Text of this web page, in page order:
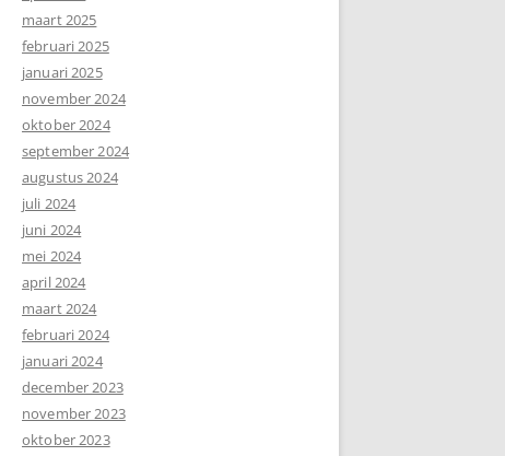
maart 2025
februari 2025
januari 2025
november 2024
oktober 2024
september 2024
augustus 2024
juli 2024
juni 2024
mei 2024
april 2024
maart 2024
februari 2024
januari 2024
december 2023
november 2023
oktober 2023